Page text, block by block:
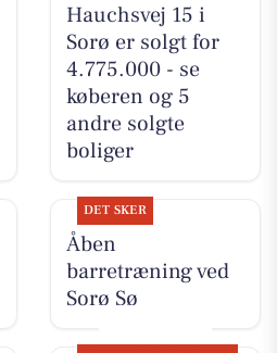
Hauchsvej 15 i
Sorø er solgt for
4.775.000 - se
køberen og 5
andre solgte
boliger
DET SKER
Åben
barretræning ved
Sorø Sø